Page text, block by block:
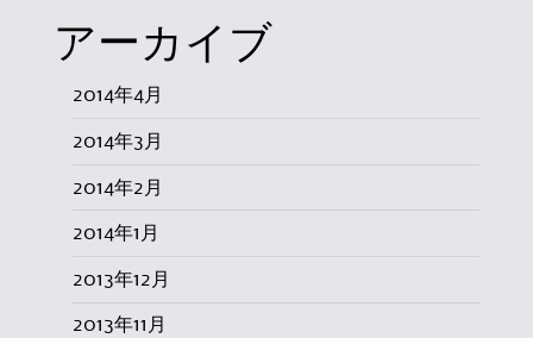
アーカイブ
2014年4月
2014年3月
2014年2月
2014年1月
2013年12月
2013年11月